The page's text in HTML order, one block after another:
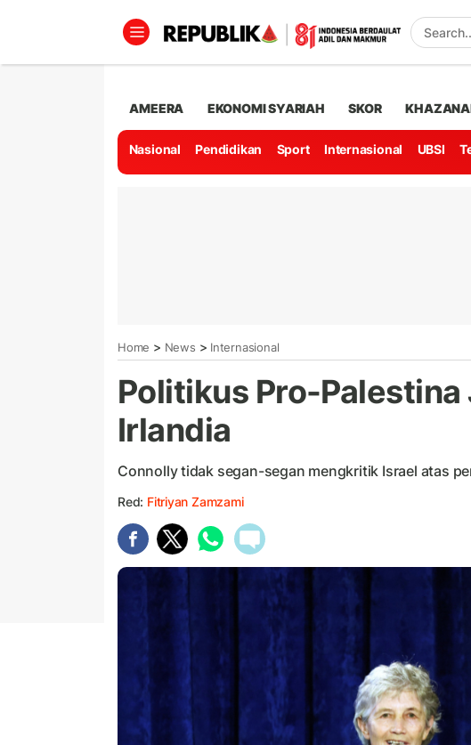
AMEERA EKONOMI SYARIAH SKOR
Nasional Pendidikan Sport Internasional UBSI
Home > News > Internasional
Politikus Pro-
Irlandia
Connolly tidak segan-segan mengkritik Israel atas
Red: Fitriyan Zamzami